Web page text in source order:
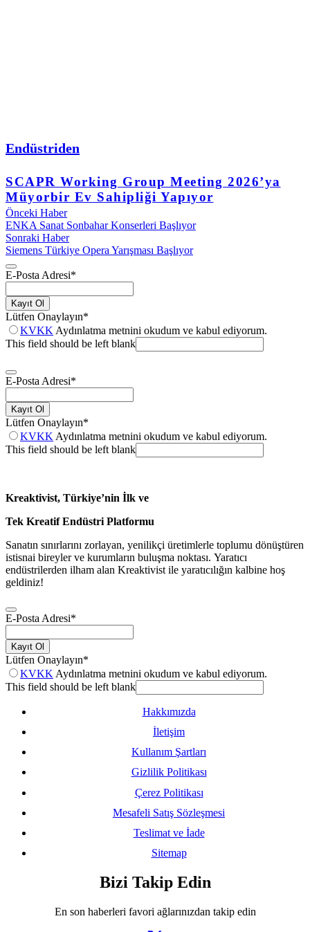
Endüstriden
SCAPR Working Group Meeting 2026’ya
Müyorbir Ev Sahipliği Yapıyor
Önceki Haber
ENKA Sanat Sonbahar Konserleri Başlıyor
Sonraki Haber
Siemens Türkiye Opera Yarışması Başlıyor
E-Posta Adresi*
Kayıt Ol
Lütfen Onaylayın*
KVKK Aydınlatma metnini okudum ve kabul ediyorum.
This field should be left blank
E-Posta Adresi*
Kayıt Ol
Lütfen Onaylayın*
KVKK Aydınlatma metnini okudum ve kabul ediyorum.
This field should be left blank
Kreaktivist, Türkiye’nin İlk ve
Tek Kreatif Endüstri Platformu
Sanatın sınırlarını zorlayan, yenilikçi üretimlerle toplumu dönüştüren
istisnai bireyler ve kurumların buluşma noktası. Yaratıcı
endüstrilerden ilham alan Kreaktivist ile yaratıcılığın kalbine hoş
geldiniz!
E-Posta Adresi*
Kayıt Ol
Lütfen Onaylayın*
KVKK Aydınlatma metnini okudum ve kabul ediyorum.
This field should be left blank
Hakkımızda
İletişim
Kullanım Şartları
Gizlilik Politikası
Çerez Politikası
Mesafeli Satış Sözleşmesi
Teslimat ve İade
Sitemap
Bizi Takip Edin
En son haberleri favori ağlarınızdan takip edin